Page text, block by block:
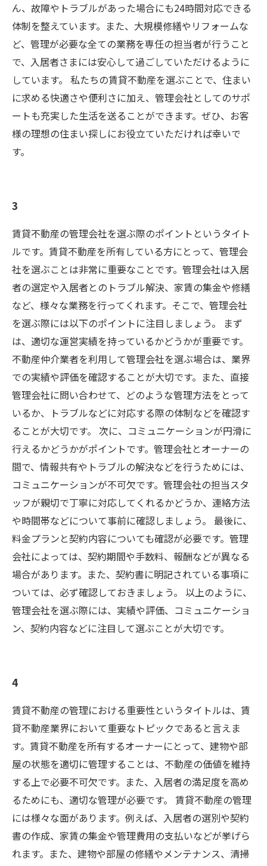
ん、故障やトラブルがあった場合にも24時間対応できる
体制を整えています。また、大規模修繕やリフォームな
ど、管理が必要な全ての業務を専任の担当者が行うこと
で、入居者さまには安心して過ごしていただけるように
しています。 私たちの賃貸不動産を選ぶことで、住まい
に求める快適さや便利さに加え、管理会社としてのサポ
ートも充実した生活を送ることができます。ぜひ、お客
様の理想の住まい探しにお役立ていただければ幸いで
す。
3
賃貸不動産の管理会社を選ぶ際のポイントというタイト
ルです。賃貸不動産を所有している方にとって、管理会
社を選ぶことは非常に重要なことです。管理会社は入居
者の選定や入居者とのトラブル解決、家賃の集金や修繕
など、様々な業務を行ってくれます。そこで、管理会社
を選ぶ際には以下のポイントに注目しましょう。 まず
は、適切な運営実績を持っているかどうかが重要です。
不動産仲介業者を利用して管理会社を選ぶ場合は、業界
での実績や評価を確認することが大切です。また、直接
管理会社に問い合わせて、どのような管理方法をとって
いるか、トラブルなどに対応する際の体制などを確認す
ることが大切です。 次に、コミュニケーションが円滑に
行えるかどうかがポイントです。管理会社とオーナーの
間で、情報共有やトラブルの解決などを行うためには、
コミュニケーションが不可欠です。管理会社の担当スタ
ッフが親切で丁寧に対応してくれるかどうか、連絡方法
や時間帯などについて事前に確認しましょう。 最後に、
料金プランと契約内容についても確認が必要です。管理
会社によっては、契約期間や手数料、報酬などが異なる
場合があります。また、契約書に明記されている事項に
ついては、必ず確認しておきましょう。 以上のように、
管理会社を選ぶ際には、実績や評価、コミュニケーショ
ン、契約内容などに注目して選ぶことが大切です。
4
賃貸不動産の管理における重要性というタイトルは、賃
貸不動産業界において重要なトピックであると言えま
す。賃貸不動産を所有するオーナーにとって、建物や部
屋の状態を適切に管理することは、不動産の価値を維持
する上で必要不可欠です。また、入居者の満足度を高め
るためにも、適切な管理が必要です。 賃貸不動産の管理
には様々な面があります。例えば、入居者の選別や契約
書の作成、家賃の集金や管理費用の支払いなどが挙げら
れます。また、建物や部屋の修繕やメンテナンス、清掃